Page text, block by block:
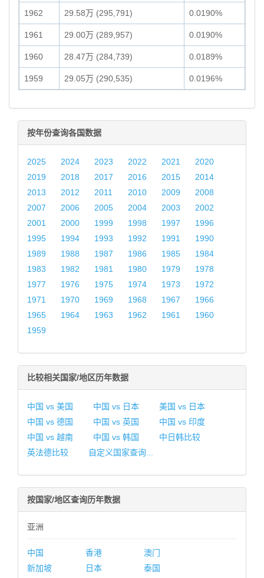
1962 29.58万 (295,791) 0.0190%
1961 29.00万 (289,957) 0.0190%
1960 28.47万 (284,739) 0.0189%
1959 29.05万 (290,535) 0.0196%
按年份查询各国数据
2025 2024 2023 2022 2021
2020
2019
2018 2017 2016 2015
2014
2013
2012 2011 2010 2009
2008
2007
2006 2005 2004 2003
2002
2001
2000 1999 1998 1997
1996
1995
1994 1993 1992 1991
1990
1989
1988 1987 1986 1985
1984
1983
1982 1981 1980 1979
1978
1977
1976 1975 1974 1973
1972
1971
1970 1969 1968 1967
1966
1965
1964 1963 1962 1961
1960
1959
比较相关国家/地区历年数据
中国 vs 美国 中国 vs 日本
美国 vs 日本
中国 vs 德国
中国 vs 英国
中国 vs 印度
中国 vs 越南
中国 vs 韩国
中日韩比较
英法德比较
自定义国家查询...
按国家/地区查询历年数据
亚洲
中国 香港
澳门
新加坡
日本
泰国